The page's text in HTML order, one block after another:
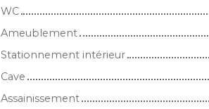
WC
Ameublement
Stationnement intérieur
Cave
Assainissement